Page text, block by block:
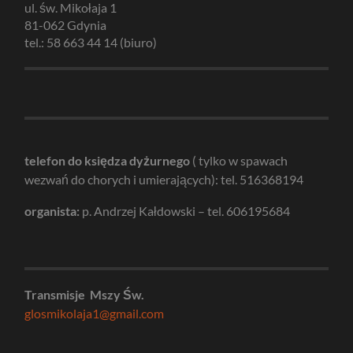
ul. św. Mikołaja 1
81-062 Gdynia
tel.: 58 663 44 14 (biuro)
telefon do księdza dyżurnego ( tylko w spawach
wezwań do chorych i umierających): tel. 516368194
organista: p. Andrzej Kałdowski – tel. 606195684
Transmisje Mszy Św.
glosmikolaja1@gmail.com